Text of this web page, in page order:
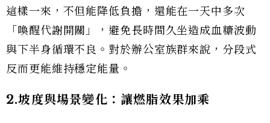
這樣一來，不但能降低負擔，還能在一天中多次
「喚醒代謝開關」，避免長時間久坐造成血糖波動
與下半身循環不良。對於辦公室族群來說，分段式
反而更能維持穩定能量。
2.坡度與場景變化：讓燃脂效果加乘